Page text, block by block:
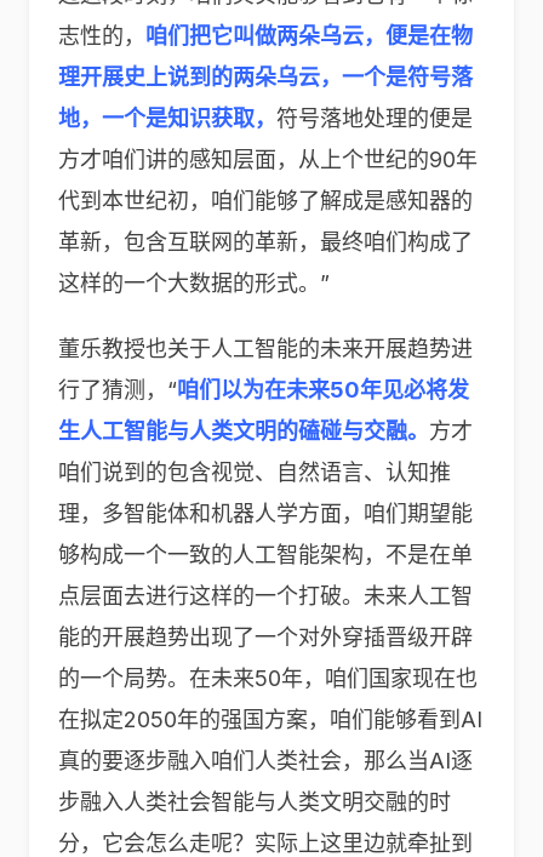
志性的， 咱们把它叫做两朵乌云，便是在物
理开展史上说到的两朵乌云，一个是符号落
地，一个是知识获取， 符号落地处理的便是
方才咱们讲的感知层面，从上个世纪的90年
代到本世纪初，咱们能够了解成是感知器的
革新，包含互联网的革新，最终咱们构成了
这样的一个大数据的形式。”
董乐教授也关于人工智能的未来开展趋势进
行了猜测，“咱们以为在未来50年见必将发
生人工智能与人类文明的磕碰与交融。 方才
咱们说到的包含视觉、自然语言、认知推
理，多智能体和机器人学方面，咱们期望能
够构成一个一致的人工智能架构，不是在单
点层面去进行这样的一个打破。未来人工智
能的开展趋势出现了一个对外穿插晋级开辟
的一个局势。在未来50年，咱们国家现在也
在拟定2050年的强国方案，咱们能够看到AI
真的要逐步融入咱们人类社会，那么当AI逐
步融入人类社会智能与人类文明交融的时
分，它会怎么走呢？实际上这里边就牵扯到